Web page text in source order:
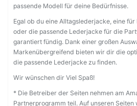
passende Modell für deine Bedürfnisse.
Egal ob du eine Alltagslederjacke, eine
oder die passende Lederjacke für die
garantiert fündig. Dank einer großen
Markenübergreifend bieten wir dir die
die passende Lederjacke zu finden.
Wir wünschen dir Viel Spaß!
* Die Betreiber der Seiten nehmen am
Partnerprogramm teil. Auf unseren